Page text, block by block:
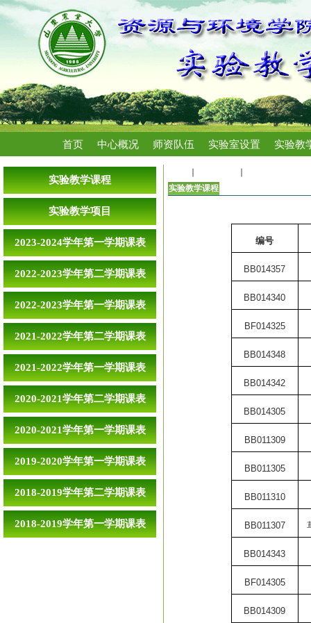
首页 中心概况 师资队伍 实验室设置 实验教
实验教学课程
实验教学项目
2023-2024学年第一学期课表
2022-2023学年第二学期课表
2022-2023学年第一学期课表
2021-2022学年第二学期课表
2021-2022学年第一学期课表
2020-2021学年第二学期课表
2020-2021学年第一学期课表
2019-2020学年第一学期课表
2018-2019学年第二学期课表
2018-2019学年第一学期课表
实验教学课程
编号
BB014357
BB014340
BF014325
BB014348
BB014342
BB014305
BB011309
BB011305
BB011310
BB011307
BB014343
BF014305
BB014309